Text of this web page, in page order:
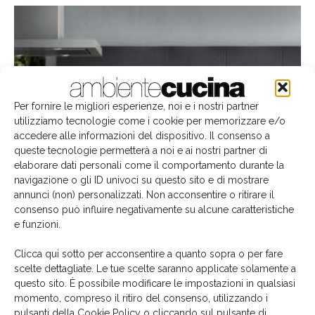
Per fornire le migliori esperienze, noi e i nostri partner
utilizziamo tecnologie come i cookie per memorizzare e/o
accedere alle informazioni del dispositivo. Il consenso a
queste tecnologie permetterà a noi e ai nostri partner di
elaborare dati personali come il comportamento durante la
navigazione o gli ID univoci su questo sito e di mostrare
annunci (non) personalizzati. Non acconsentire o ritirare il
consenso può influire negativamente su alcune caratteristiche
e funzioni.
Clicca qui sotto per acconsentire a quanto sopra o per fare
scelte dettagliate. Le tue scelte saranno applicate solamente a
questo sito. È possibile modificare le impostazioni in qualsiasi
momento, compreso il ritiro del consenso, utilizzando i
pulsanti della Cookie Policy o cliccando sul pulsante di
Built-in Grundig e canale arredo: quando la
partnership funziona
Raffaella Razzano- 20 Febbraio 2019